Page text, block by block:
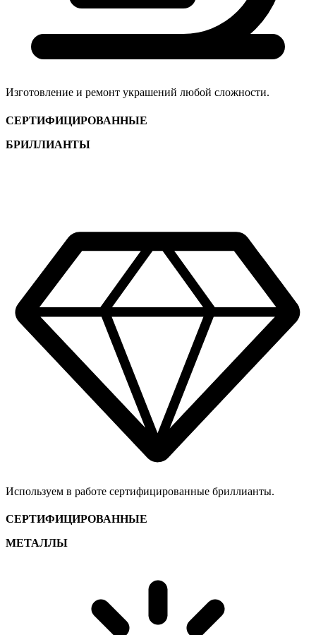
Изготовление и ремонт украшений любой сложности.
СЕРТИФИЦИРОВАННЫЕ
БРИЛЛИАНТЫ
Используем в работе сертифицированные бриллианты.
СЕРТИФИЦИРОВАННЫЕ
МЕТАЛЛЫ